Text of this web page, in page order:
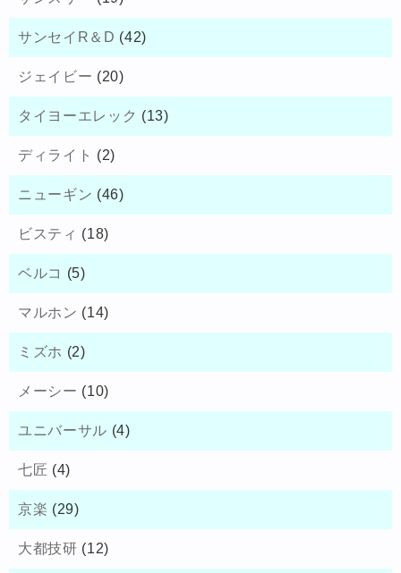
サンセイR＆D (42)
ジェイビー (20)
タイヨーエレック (13)
ディライト (2)
ニューギン (46)
ビスティ (18)
ベルコ (5)
マルホン (14)
ミズホ (2)
メーシー (10)
ユニバーサル (4)
七匠 (4)
京楽 (29)
大都技研 (12)